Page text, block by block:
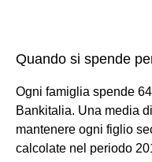
Quando si spende
Ogni famiglia spende
Bankitalia. Una media
mantenere ogni figlio
calcolate nel periodo